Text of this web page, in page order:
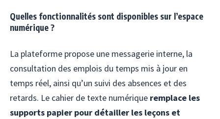
Quelles fonctionnalités sont disponibles sur l’espace
numérique ?
La plateforme propose une messagerie interne, la
consultation des emplois du temps mis à jour en
temps réel, ainsi qu’un suivi des absences et des
retards. Le cahier de texte numérique remplace les
supports papier pour détailler les leçons et